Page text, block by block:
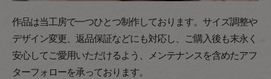
作品は当工房で一つひとつ制作しております。サイズ調整や
デザイン変更、返品保証などにも対応し、ご購入後も末永く
安心してご愛用いただけるよう、メンテナンスを含めたアフ
ターフォローを承っております。